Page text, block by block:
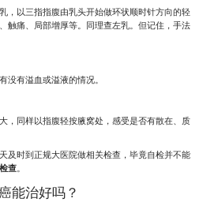
，以三指指腹由乳头开始做环状顺时针方向的轻
触痛、局部增厚等。同理查左乳。但记住，手法
没有溢血或溢液的情况。
，同样以指腹轻按腋窝处，感受是否有散在、质
及时到正规大医院做相关检查，毕竟自检并不能
查
能治好吗？